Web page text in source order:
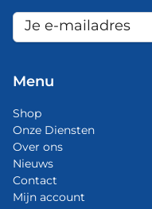
Menu
Shop
Onze Diensten
Over ons
Nieuws
Contact
Mijn account